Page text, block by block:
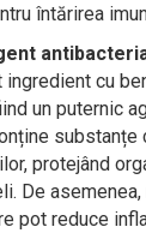
întărirea
ingredient cu
un puternic
substanțe
protejând
De
pot reduce